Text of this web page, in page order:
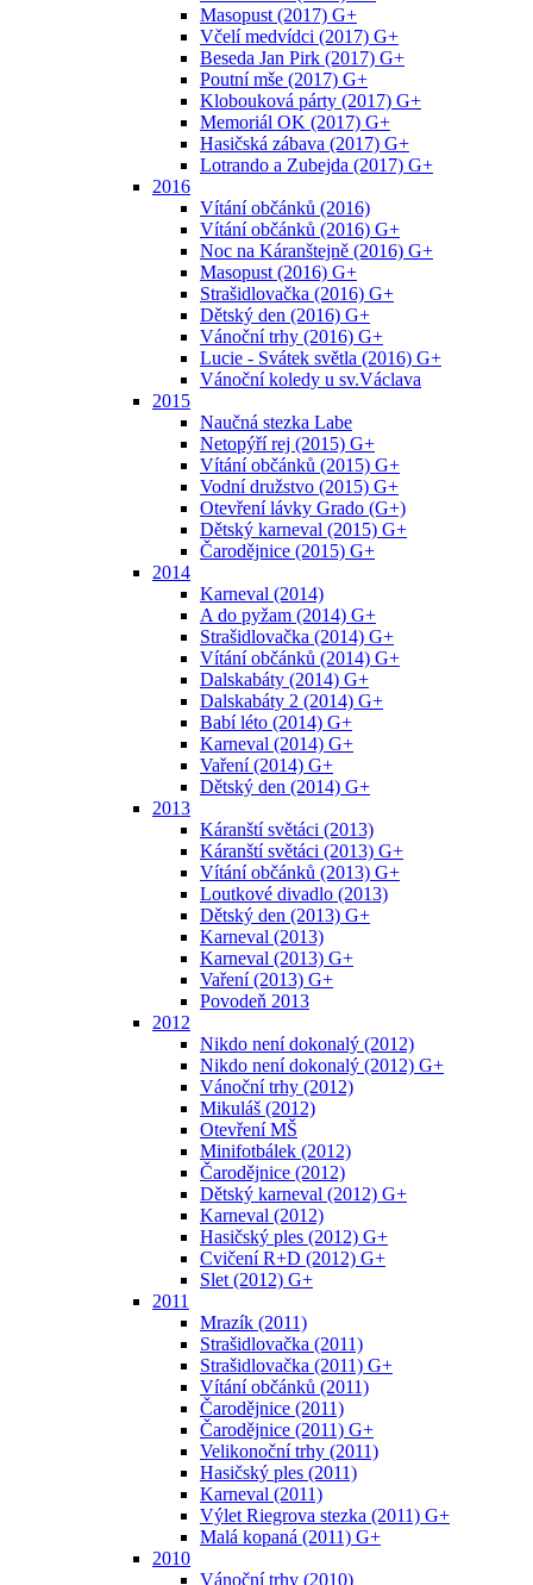
Masopust (2017) G+
Včelí medvídci (2017) G+
Beseda Jan Pirk (2017) G+
Poutní mše (2017) G+
Klobouková párty (2017) G+
Memoriál OK (2017) G+
Hasičská zábava (2017) G+
Lotrando a Zubejda (2017) G+
2016
Vítání občánků (2016)
Vítání občánků (2016) G+
Noc na Káranštejně (2016) G+
Masopust (2016) G+
Strašidlovačka (2016) G+
Dětský den (2016) G+
Vánoční trhy (2016) G+
Lucie - Svátek světla (2016) G+
Vánoční koledy u sv.Václava
2015
Naučná stezka Labe
Netopýří rej (2015) G+
Vítání občánků (2015) G+
Vodní družstvo (2015) G+
Otevření lávky Grado (G+)
Dětský karneval (2015) G+
Čarodějnice (2015) G+
2014
Karneval (2014)
A do pyžam (2014) G+
Strašidlovačka (2014) G+
Vítání občánků (2014) G+
Dalskabáty (2014) G+
Dalskabáty 2 (2014) G+
Babí léto (2014) G+
Karneval (2014) G+
Vaření (2014) G+
Dětský den (2014) G+
2013
Káranští světáci (2013)
Káranští světáci (2013) G+
Vítání občánků (2013) G+
Loutkové divadlo (2013)
Dětský den (2013) G+
Karneval (2013)
Karneval (2013) G+
Vaření (2013) G+
Povodeň 2013
2012
Nikdo není dokonalý (2012)
Nikdo není dokonalý (2012) G+
Vánoční trhy (2012)
Mikuláš (2012)
Otevření MŠ
Minifotbálek (2012)
Čarodějnice (2012)
Dětský karneval (2012) G+
Karneval (2012)
Hasičský ples (2012) G+
Cvičení R+D (2012) G+
Slet (2012) G+
2011
Mrazík (2011)
Strašidlovačka (2011)
Strašidlovačka (2011) G+
Vítání občánků (2011)
Čarodějnice (2011)
Čarodějnice (2011) G+
Velikonoční trhy (2011)
Hasičský ples (2011)
Karneval (2011)
Výlet Riegrova stezka (2011) G+
Malá kopaná (2011) G+
2010
Vánoční trhy (2010)